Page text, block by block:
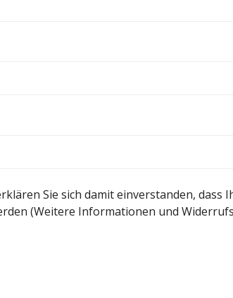
Sie sich damit einverstanden, dass
(Weitere Informationen und